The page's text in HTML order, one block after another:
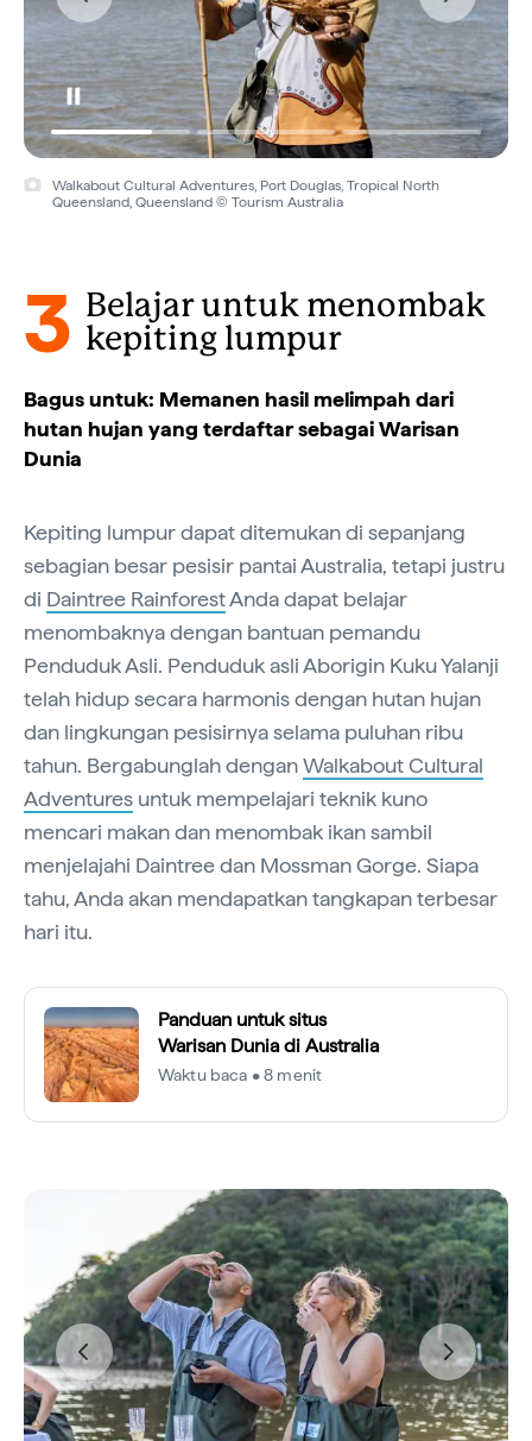
Walkabout Cultural Adventures, Port Douglas, Tropical North
Queensland, Queensland © Tourism Australia
3 Belajar untuk menombak
kepiting lumpur
Bagus untuk: Memanen hasil melimpah dari
hutan hujan yang terdaftar sebagai Warisan
Dunia
Kepiting lumpur dapat ditemukan di sepanjang
sebagian besar pesisir pantai Australia, tetapi justru
di Daintree RainforestAnda dapat belajar
menombaknya dengan bantuan pemandu
Penduduk Asli. Penduduk asli Aborigin Kuku Yalanji
telah hidup secara harmonis dengan hutan hujan
dan lingkungan pesisirnya selama puluhan ribu
tahun. Bergabunglah denganWalkabout Cultural
Adventures untuk mempelajari teknik kuno
mencari makan dan menombak ikan sambil
menjelajahi Daintree dan Mossman Gorge. Siapa
tahu, Anda akan mendapatkan tangkapan terbesar
hari itu.
Panduan untuk situs
Warisan Dunia di Australia
Waktu baca • 8 menit